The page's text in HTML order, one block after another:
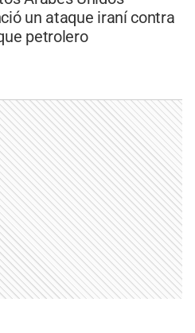
un ataque iraní contra
petrolero